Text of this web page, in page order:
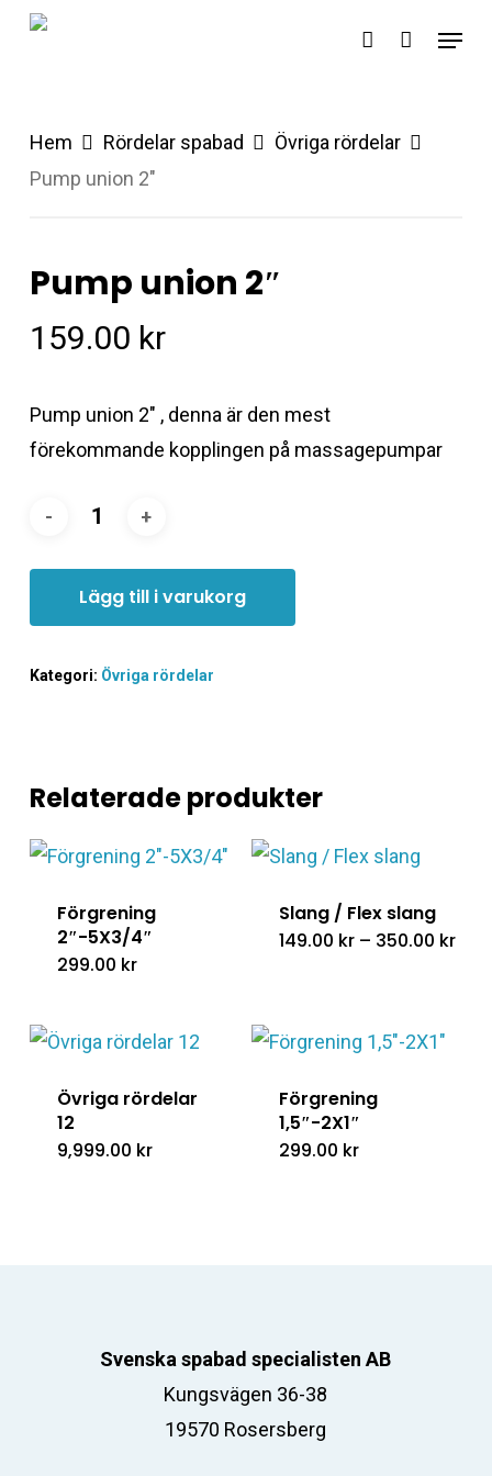
Skip
account
Menu
Hem Rördelar spabad
Övriga rördelar
Pump union 2″
Pump union 2″
159.00 kr
Pump union 2″ , denna är den mest
förekommande kopplingen på massagepumpar
Lägg till i varukorg
Kategori: Övriga rördelar
Relaterade produkter
Förgrening
2″-5X3/4″
299.00 kr
Slang / Flex slang
149.00 kr – 350.00 kr
Övriga rördelar
12
9,999.00 kr
Förgrening
1,5″-2X1″
299.00 kr
Svenska spabad specialisten AB
Kungsvägen 36-38
19570 Rosersberg